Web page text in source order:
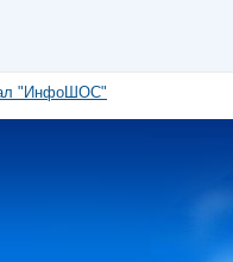
"ИнфоШОС"